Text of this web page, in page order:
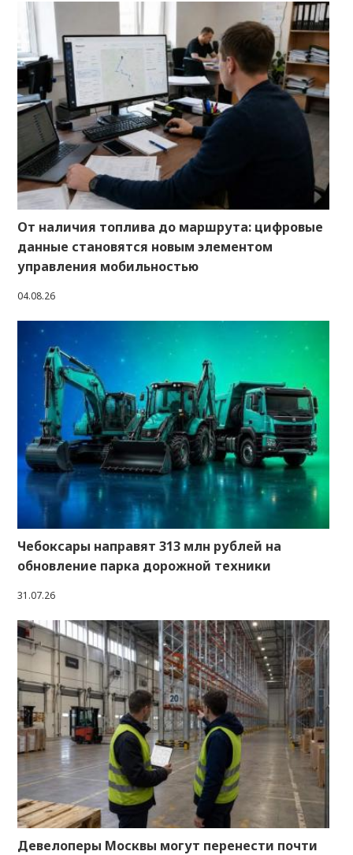
От наличия топлива до маршрута: цифровые
данные становятся новым элементом
управления мобильностью
04.08.26
Чебоксары направят 313 млн рублей на
обновление парка дорожной техники
31.07.26
Девелоперы Москвы могут перенести почти